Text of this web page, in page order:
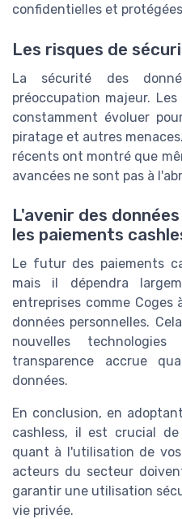
confidentielles et
Les risques de
La sécurité des
préoccupation majeur.
constamment évoluer
piratage et autres
récents ont montré que
avancées ne sont pas à
L'avenir des
les paiements
Le futur des paiements
mais il dépendra
entreprises comme
données personnelles.
nouvelles
transparence accrue
données.
En conclusion, en
cashless, il est crucial
quant à l'utilisation de
acteurs du secteur
garantir une utilisation
vie privée.